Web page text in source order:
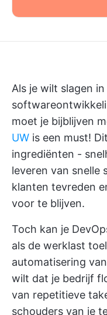
Als je wilt slagen
moet je bijblijven
UW is een must!
ingrediënten -
leveren van
klanten tevreden
voor te blijven.
Toch kan je
als de werklast
automatisering
wilt dat je bedrijf
van repetitieve
schouders van je